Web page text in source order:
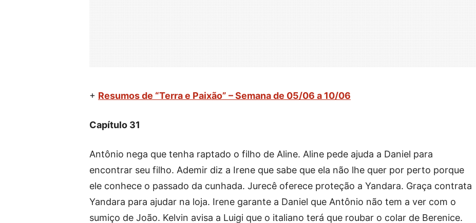
+ Resumos de “Terra e Paixão” – Semana de 05/06 a 10/06
Capítulo 31
Antônio nega que tenha raptado o filho de Aline. Aline pede ajuda a Daniel para
encontrar seu filho. Ademir diz a Irene que sabe que ela não lhe quer por perto porque
ele conhece o passado da cunhada. Jurecê oferece proteção a Yandara. Graça contrata
Yandara para ajudar na loja. Irene garante a Daniel que Antônio não tem a ver com o
sumiço de João. Kelvin avisa a Luigi que o italiano terá que roubar o colar de Berenice.